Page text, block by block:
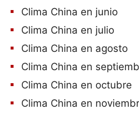
Clima China en junio
Clima China en julio
Clima China en agosto
Clima China en
Clima China en octubre
Clima China en